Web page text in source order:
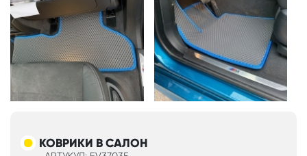
КОВРИКИ В САЛОН